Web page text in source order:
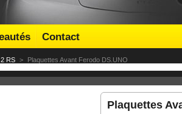
Contact
RS > Plaquettes Avant Ferodo DS.UNO
Plaquettes